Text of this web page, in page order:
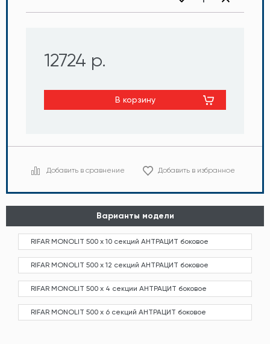
12724 р.
В корзину
Добавить в сравнение Добавить в избранное
Варианты модели
RIFAR MONOLIT 500 х 10 секций АНТРАЦИТ боковое
RIFAR MONOLIT 500 х 12 секций АНТРАЦИТ боковое
RIFAR MONOLIT 500 х 4 секции АНТРАЦИТ боковое
RIFAR MONOLIT 500 х 6 секций АНТРАЦИТ боковое